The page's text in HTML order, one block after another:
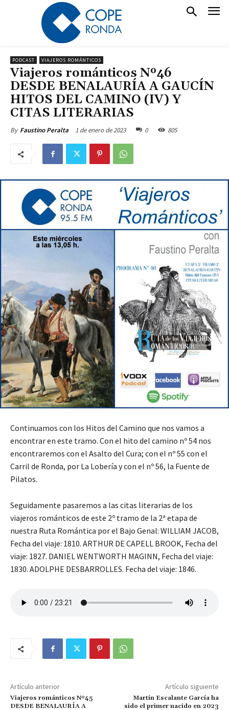
PODCAST VIAJEROS ROMÁNTICOS
Viajeros románticos Nº46
DESDE BENALAURÍA A GAUCÍN
HITOS DEL CAMINO (IV) Y
CITAS LITERARIAS
By Faustino Peralta 1 de enero de 2023 0 805
Continuamos con los Hitos del Camino que nos vamos a
encontrar en este tramo. Con el hito del camino nº 54 nos
encontraremos con el Asalto del Cura; con el nº 55 con el
Carril de Ronda, por La Lobería y con el nº 56, la Fuente de
Pilatos.
Seguidamente pasaremos a las citas literarias de los
viajeros románticos de este 2º tramo de la 2ª etapa de
nuestra Ruta Romántica por el Bajo Genal: WILLIAM JACOB,
Fecha del viaje: 1810. ARTHUR DE CAPELL BROOK, Fecha del
viaje: 1827. DANIEL WENTWORTH MAGINN, Fecha del viaje:
1830. ADOLPHE DESBARROLLES. Fecha del viaje: 1846.
Artículo anterior
Viajeros románticos Nº45
DESDE BENALAURÍA A
Artículo siguiente
Martín Escalante García ha
sido el primer nacido en 2023